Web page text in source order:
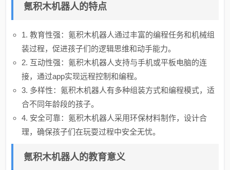
氪积木机器人的特点
1. 教育性强：氪积木机器人通过丰富的编程任务和机械组
装过程，促进孩子们的逻辑思维和动手能力。
2. 互动性强：氪积木机器人支持与手机或平板电脑的连
接，通过app实现远程控制和编程。
3. 多样性：氪积木机器人有多种组装方式和编程模式，适
合不同年龄段的孩子。
4. 安全可靠：氪积木机器人采用环保材料制作，设计合
理，确保孩子们在玩耍过程中安全无忧。
氪积木机器人的教育意义